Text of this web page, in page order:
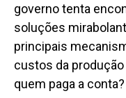
governo tenta
soluções
principais
custos da produção
quem paga a